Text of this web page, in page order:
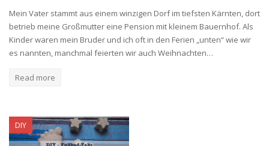
Mein Vater stammt aus einem winzigen Dorf im tiefsten Kärnten, dort
betrieb meine Großmutter eine Pension mit kleinem Bauernhof. Als
Kinder waren mein Bruder und ich oft in den Ferien „unten“ wie wir
es nannten, manchmal feierten wir auch Weihnachten…
Read more
DIY